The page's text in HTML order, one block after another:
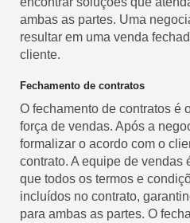
ambas as partes. Uma
resultar em uma venda
cliente.
Fechamento de contratos
O fechamento de contratos é
força de vendas. Após a
formalizar o acordo com o
contrato. A equipe de vendas
que todos os termos e
incluídos no contrato,
para ambas as partes. O